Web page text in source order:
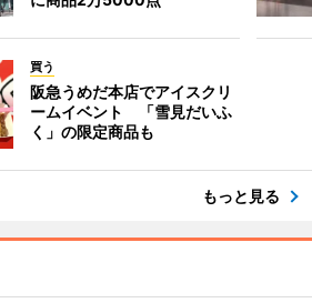
買う
阪急うめだ本店でアイスクリ
ームイベント 「雪見だいふ
く」の限定商品も
もっと見る